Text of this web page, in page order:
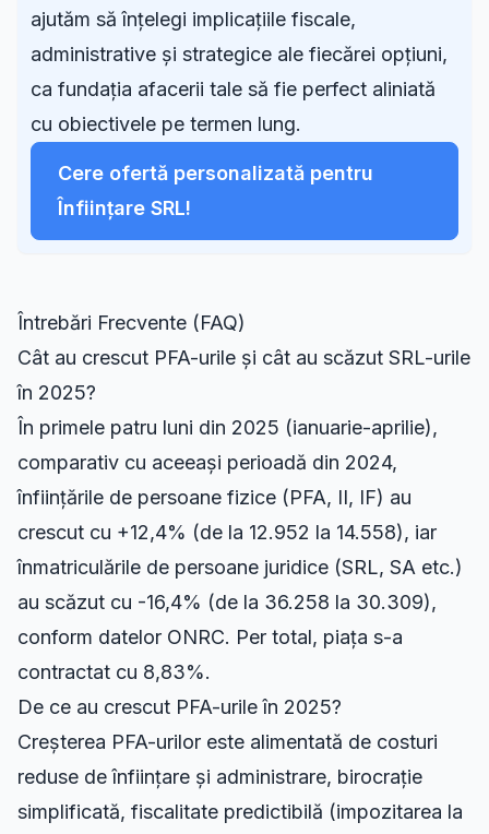
ajutăm să înțelegi implicațiile fiscale,
administrative și strategice ale fiecărei opțiuni,
ca fundația afacerii tale să fie perfect aliniată
cu obiectivele pe termen lung.
Cere ofertă personalizată pentru
Înființare SRL!
Întrebări Frecvente (FAQ)
Cât au crescut PFA-urile și cât au scăzut SRL-urile
în 2025?
În primele patru luni din 2025 (ianuarie-aprilie),
comparativ cu aceeași perioadă din 2024,
înființările de persoane fizice (PFA, II, IF) au
crescut cu +12,4% (de la 12.952 la 14.558), iar
înmatriculările de persoane juridice (SRL, SA etc.)
au scăzut cu -16,4% (de la 36.258 la 30.309),
conform datelor ONRC. Per total, piața s-a
contractat cu 8,83%.
De ce au crescut PFA-urile în 2025?
Creșterea PFA-urilor este alimentată de costuri
reduse de înființare și administrare, birocrație
simplificată, fiscalitate predictibilă (impozitarea la